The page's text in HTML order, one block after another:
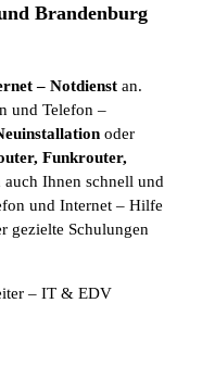
Brandenburg
– Notdienst an.
und Telefon –
oder
Funkrouter,
Ihnen schnell und
und Internet – Hilfe
gezielte Schulungen
– IT & EDV